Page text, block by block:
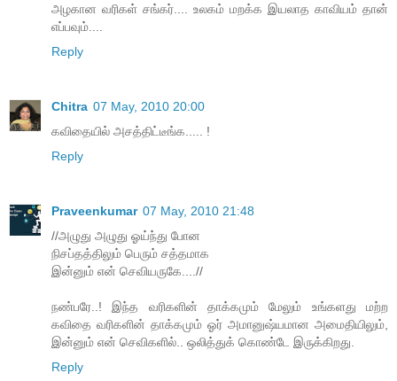
அழகான வரிகள் சங்கர்.... உலகம் மறக்க இயலாத காவியம் தான்
எப்பவும்....
Reply
Chitra 07 May, 2010 20:00
கவிதையில் அசத்திட்டீங்க..... !
Reply
Praveenkumar 07 May, 2010 21:48
//அழுது அழுது ஓய்ந்து போன
நிசப்தத்திலும் பெரும் சத்தமாக
இன்னும் என் செவியருகே....//
நண்பரே..! இந்த வரிகளின் தாக்கமும் மேலும் உங்களது மற்ற
கவிதை வரிகளின் தாக்கமும் ஓர் அமானுஷ்யமான அமைதியிலும்,
இன்னும் என் செவிகளில்.. ஒலித்துக் கொண்டே இருக்கிறது.
Reply